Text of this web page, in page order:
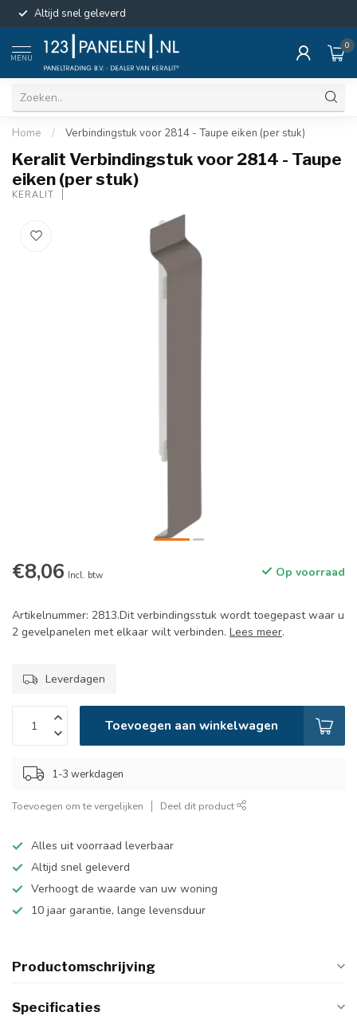
Altijd snel geleverd
MENU
0
Home / Verbindingstuk voor 2814 - Taupe eiken (per stuk)
Keralit Verbindingstuk voor 2814 - Taupe
eiken (per stuk)
KERALIT
€8,06 Incl. btw Op voorraad
Artikelnummer: 2813.Dit verbindingsstuk wordt toegepast waar u
2 gevelpanelen met elkaar wilt verbinden. Lees meer.
Leverdagen
Toevoegen aan winkelwagen
1-3 werkdagen
Toevoegen om te vergelijken Deel dit product
Alles uit voorraad leverbaar
Altijd snel geleverd
Verhoogt de waarde van uw woning
10 jaar garantie, lange levensduur
Productomschrijving
Specificaties